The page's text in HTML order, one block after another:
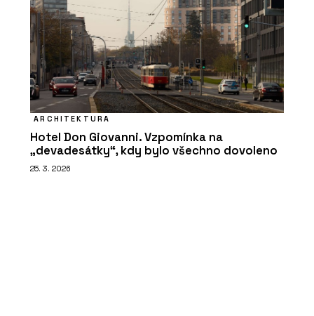
ARCHITEKTURA
Hotel Don Giovanni. Vzpomínka na
„devadesátky“, kdy bylo všechno dovoleno
25. 3. 2026